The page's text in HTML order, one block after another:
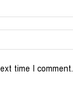
time I comment.